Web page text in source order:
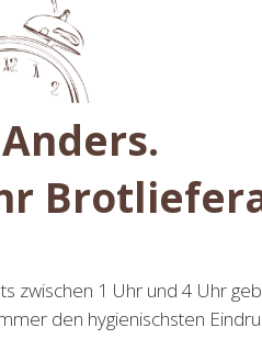
zwischen 1 Uhr und 4 Uhr
den hygienischsten